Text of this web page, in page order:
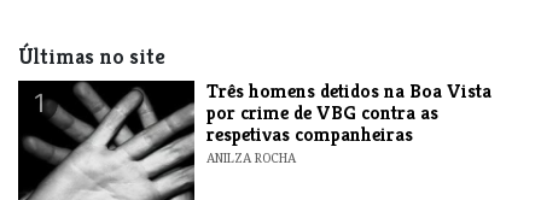
Últimas no site
1
Três homens detidos na Boa Vista
por crime de VBG contra as
respetivas companheiras
ANILZA ROCHA